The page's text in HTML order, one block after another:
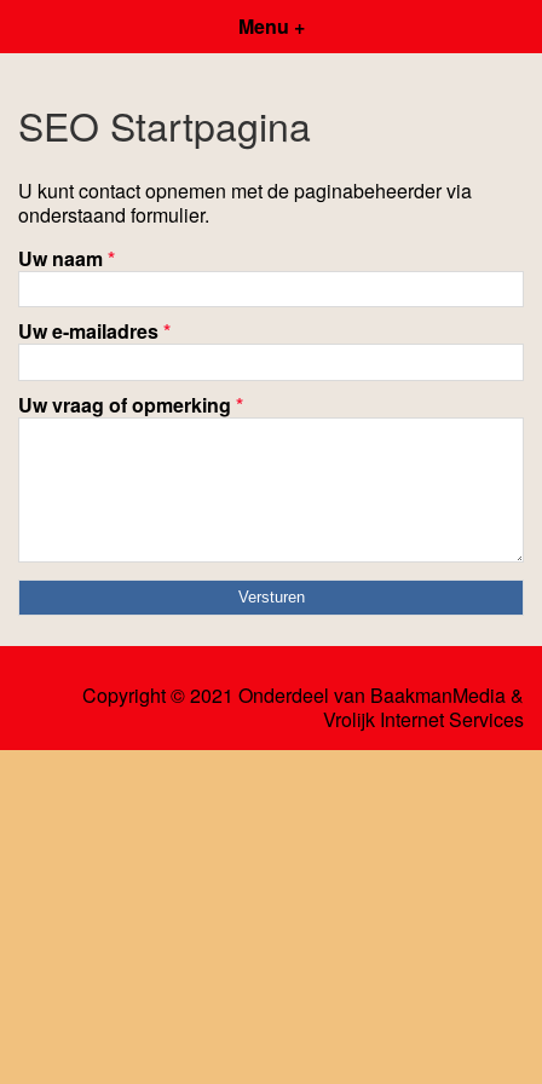
Menu +
SEO Startpagina
U kunt contact opnemen met de paginabeheerder via
onderstaand formulier.
Uw naam*
Uw e-mailadres*
Uw vraag of opmerking *
Copyright © 2021 Onderdeel van BaakmanMedia&
Vrolijk Internet Services